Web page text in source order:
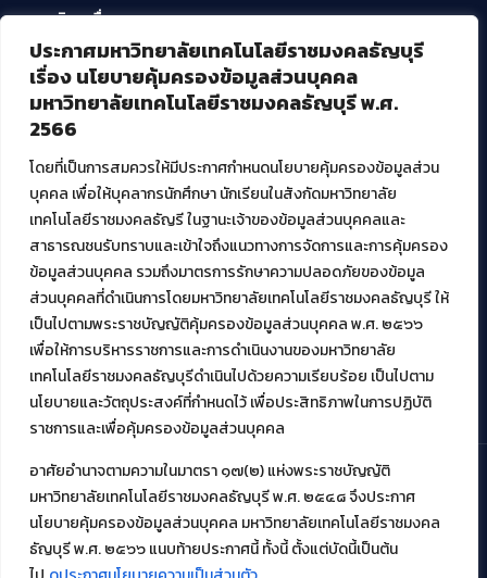
ประกาศมหาวิทยาลัยเทคโนโลยีราชมงคลธัญบุรี
เรื่อง นโยบายคุ้มครองข้อมูลส่วนบุคคล
มหาวิทยาลัยเทคโนโลยีราชมงคลธัญบุรี พ.ศ.
2566
โดยที่เป็นการสมควรให้มีประกาศกำหนดนโยบายคุ้มครองข้อมูลส่วน
บุคคล เพื่อให้บุคลากรนักศึกษา นักเรียนในสังกัดมหาวิทยาลัย
เทคโนโลยีราชมงคลธัญรี ในฐานะเจ้าของข้อมูลส่วนบุคคลและ
สาธารณชนรับทราบและเข้าใจถึงแนวทางการจัดการและการคุ้มครอง
ข้อมูลส่วนบุคคล รวมถึงมาตรการรักษาความปลอดภัยของข้อมูล
ส่วนบุคคลที่ดำเนินการโดยมหาวิทยาลัยเทคโนโลยีราชมงคลธัญบุรี ให้
เป็นไปตามพระราชบัญญัติคุ้มครองข้อมูลส่วนบุคคล พ.ศ. ๒๕๖๖
เพื่อให้การบริหารราชการและการดำเนินงานของมหาวิทยาลัย
เทคโนโลยีราชมงคลธัญบุรีดำเนินไปด้วยความเรียบร้อย เป็นไปตาม
นโยบายและวัตถุประสงค์ที่กำหนดไว้ เพื่อประสิทธิภาพในการปฏิบัติ
ราชการและเพื่อคุ้มครองข้อมูลส่วนบุคคล
อาศัยอำนาจตามความในมาตรา ๑๗(๒) แห่งพระราชบัญญัติ
มหาวิทยาลัยเทคโนโลยีราชมงคลธัญบุรี พ.ศ. ๒๕๔๘ จึงประกาศ
นโยบายคุ้มครองข้อมูลส่วนบุคคล มหาวิทยาลัยเทคโนโลยีราชมงคล
ธัญบุรี พ.ศ. ๒๕๖๖ แนบท้ายประกาศนี้ ทั้งนี้ ตั้งแต่บัดนี้เป็นต้น
บริการอื่นๆ ของ สวส.
ศูนย์สื่อดิจิทัล
ศูนย์นวัตกรรมและความรู้
ศูนย์พัฒนาและบริการนวัตกรรมดิจิทัล
สมัยใหม่ (MoSeC)
งานบริการวิชาการให้กับหน่วยงานภายนอก
โครงการส่งเสริมและพัฒนาผู้ประกอบการ SME โดย. มทร.ธัญบุรี
กิจกรรมการเชื่อมโยงเครือข่ายผู้ให้บริการเครื่องจักรกลทางการ
เกษตร ภายใต้โครงการส่งเสริมการรแปรรูปสินค้าเกษตรระดับชุมชน
กรมส่งเสริมอุตสาหกรรม
โครงการยกระดับเศรษฐกิจและสังคมรายตำบลแบบบูรณาการ (1
ตำบล 1 มหาวิทยาลัย)
© 2021 สำนักวิทยบริการและเทคโนโลยีสารสนเทศ มหาวิทยาลัย
เทคโนโลยีราชมงคลธัญบุรี